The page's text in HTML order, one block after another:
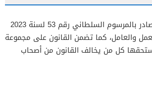
نظم قانون العمل الصادر بالمرسوم السلطاني رقم 53 لسنة 2023
والعامل، كما تضمن القانون على مجموعة
كل من يخالف القانون من أصحاب